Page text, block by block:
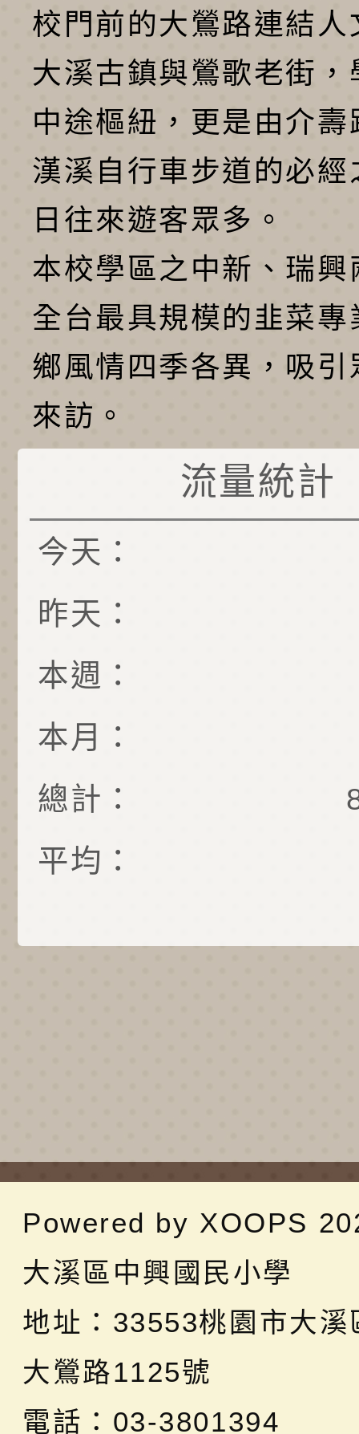
校門前的大鶯路連結人
大溪古鎮與鶯歌老街，
中途樞紐，更是由介壽
漢溪自行車步道的必經
日往來遊客眾多。
本校學區之中新、瑞興
全台最具規模的韭菜專
鄉風情四季各異，吸引
來訪。
流量統計
今天：
昨天：
本週：
本月：
總計：
平均：
Powered by XOOPS
大溪區中興國民小學
地址： 33553桃園市大溪
大鶯路1125號
電話：03-3801394